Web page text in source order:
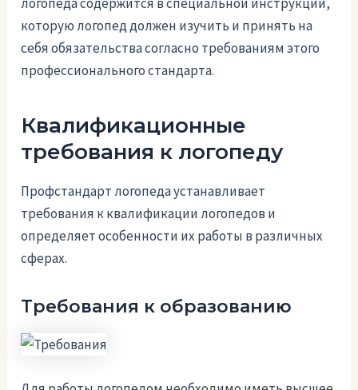
которую логопед должен изучить и принять на
себя обязательства согласно требованиям этого
профессионального стандарта.
Квалификационные
требования к логопеду
Профстандарт логопеда устанавливает
требования к квалификации логопедов и
определяет особенности их работы в различных
сферах.
Требования к образованию